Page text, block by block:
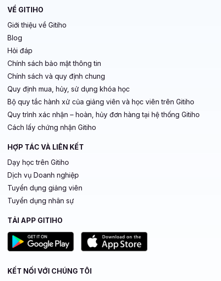
VỀ GITIHO
Giới thiệu về Gitiho
Blog
Hỏi đáp
Chính sách bảo mật thông tin
Chính sách và quy định chung
Quy định mua, hủy, sử dụng khóa học
Bộ quy tắc hành xử của giảng viên và học viên trên Gitiho
Quy trình xác nhận – hoàn, hủy đơn hàng tại hệ thống Gitiho
Cách lấy chứng nhận Gitiho
HỢP TÁC VÀ LIÊN KẾT
Dạy học trên Gitiho
Dịch vụ Doanh nghiệp
Tuyển dụng giảng viên
Tuyển dụng nhân sự
TẢI APP GITIHO
KẾT NỐI VỚI CHÚNG TÔI